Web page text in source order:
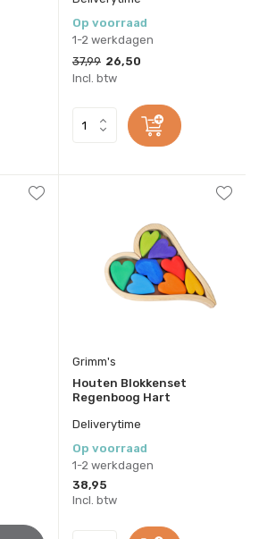
Op voorraad
1-2 werkdagen
37,99 26,50
Incl. btw
Grimm's
Houten Blokkenset
Regenboog Hart
Deliverytime
Op voorraad
1-2 werkdagen
38,95
Incl. btw